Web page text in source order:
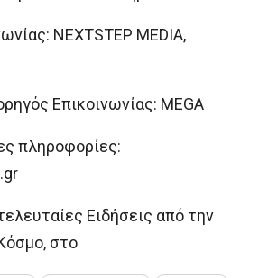
NEXTSTEP MEDIA,
Επικοινωνίας: MEGA
πληροφορίες:
Ειδήσεις από την
στο